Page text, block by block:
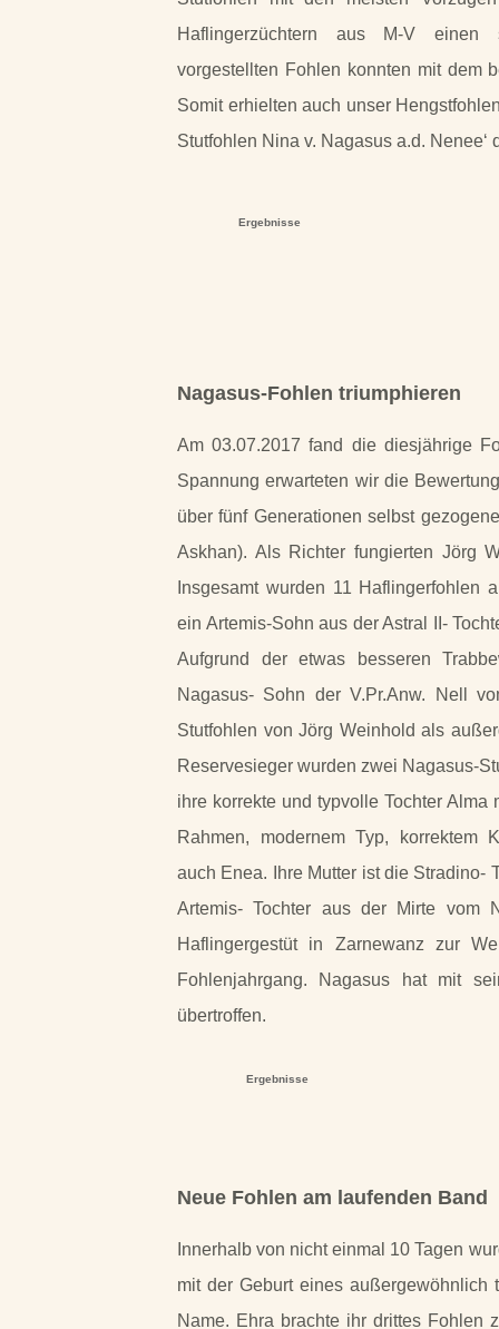
Haflingerzüchtern aus M-V einen
vorgestellten Fohlen konnten mit dem
Somit erhielten auch unser
Stutfohlen Nina v. Nagasus a.d. Nenee‘
Nagasus-Fohlen triumphieren
Am 03.07.2017 fand die diesjährige
Spannung erwarteten wir die
über fünf Generationen selbst
Askhan). Als Richter fungierten Jörg
Insgesamt wurden 11 Haflingerfohlen
ein Artemis-Sohn aus der Astral II-
Aufgrund der etwas besseren
Nagasus- Sohn der V.Pr.Anw. Nell
Stutfohlen von Jörg Weinhold als
Reservesieger wurden zwei Nagasus-
ihre korrekte und typvolle Tochter
Rahmen, modernem Typ, korrektem
auch Enea. Ihre Mutter ist die Stradino-
Artemis- Tochter aus der Mirte vom
Haflingergestüt in Zarnewanz zur
Fohlenjahrgang. Nagasus hat mit
übertroffen.
Ergebnisse
Neue Fohlen am laufenden Band
Innerhalb von nicht einmal 10 Tagen
mit der Geburt eines
Name. Ehra brachte ihr drittes Fohlen
Ergebnisse